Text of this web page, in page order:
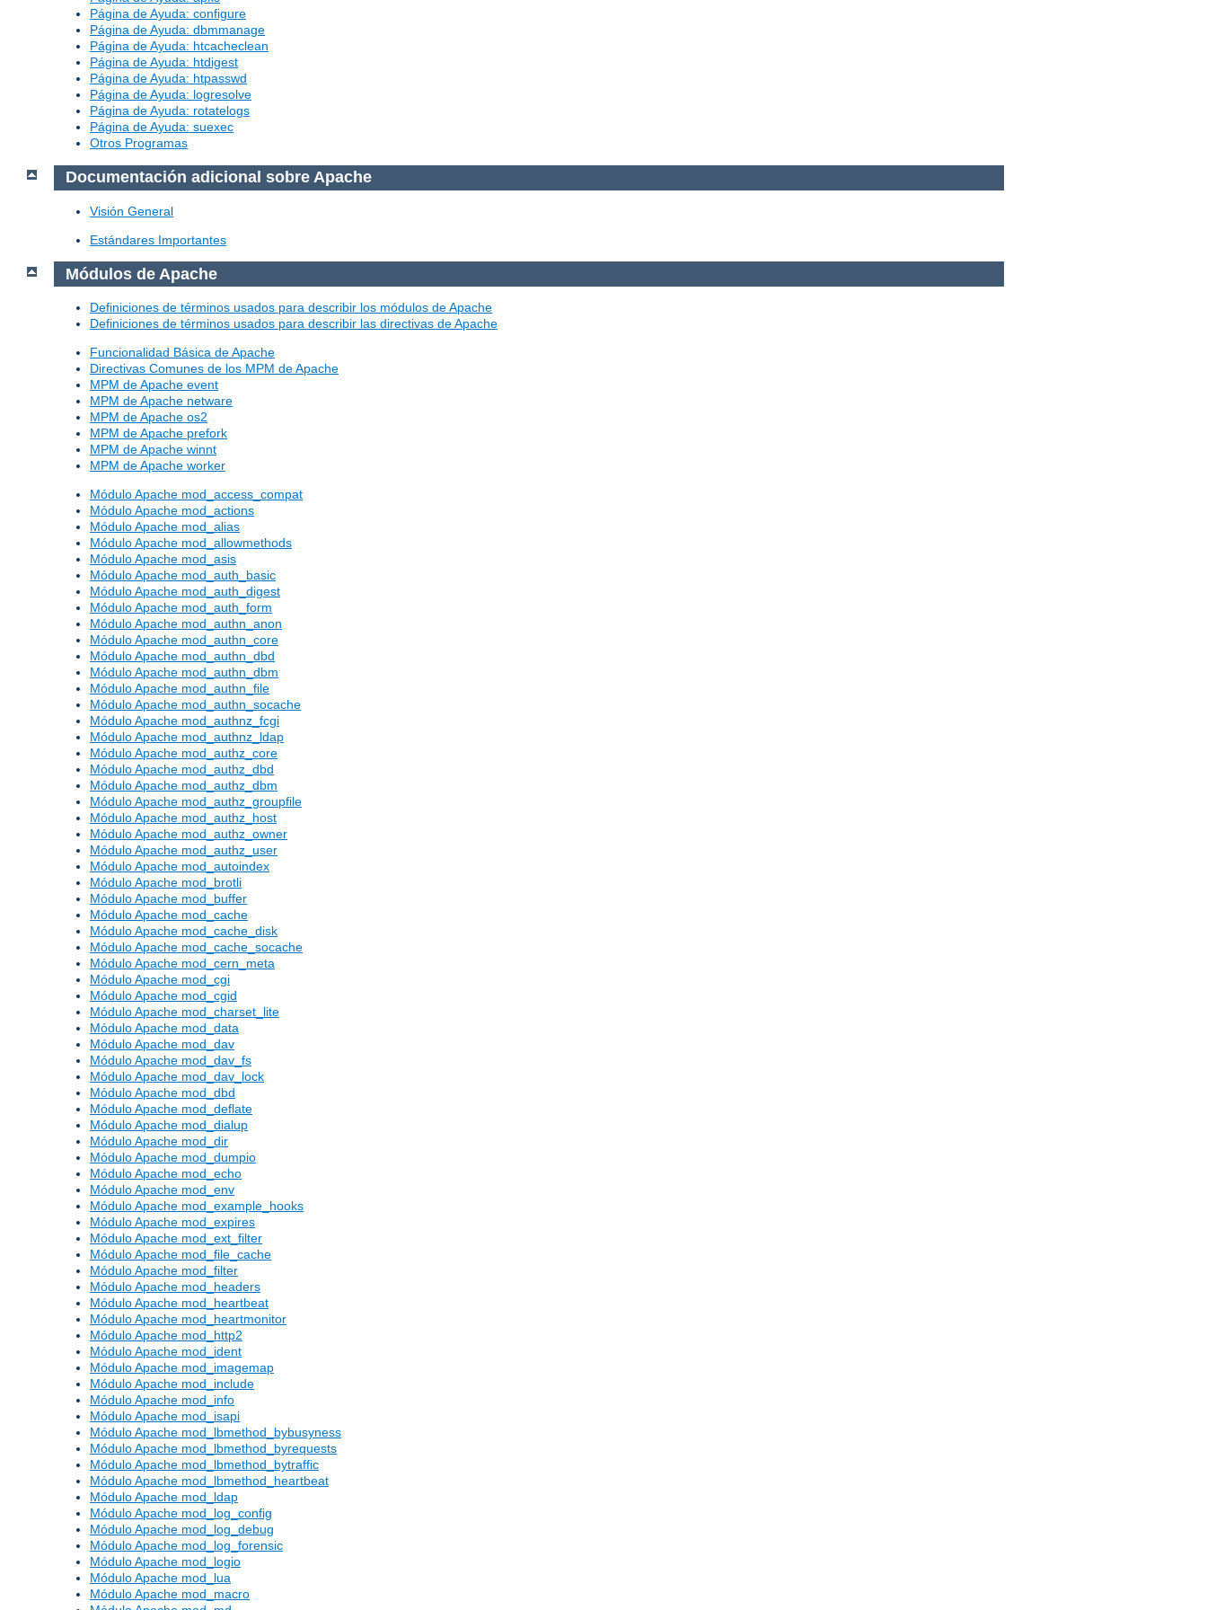
Página de Ayuda: configure
Página de Ayuda: dbmmanage
Página de Ayuda: htcacheclean
Página de Ayuda: htdigest
Página de Ayuda: htpasswd
Página de Ayuda: logresolve
Página de Ayuda: rotatelogs
Página de Ayuda: suexec
Otros Programas
Documentación adicional sobre Apache
Visión General
Estándares Importantes
Módulos de Apache
Definiciones de términos usados para describir los módulos de Apache
Definiciones de términos usados para describir las directivas de Apache
Funcionalidad Básica de Apache
Directivas Comunes de los MPM de Apache
MPM de Apache event
MPM de Apache netware
MPM de Apache os2
MPM de Apache prefork
MPM de Apache winnt
MPM de Apache worker
Módulo Apache mod_access_compat
Módulo Apache mod_actions
Módulo Apache mod_alias
Módulo Apache mod_allowmethods
Módulo Apache mod_asis
Módulo Apache mod_auth_basic
Módulo Apache mod_auth_digest
Módulo Apache mod_auth_form
Módulo Apache mod_authn_anon
Módulo Apache mod_authn_core
Módulo Apache mod_authn_dbd
Módulo Apache mod_authn_dbm
Módulo Apache mod_authn_file
Módulo Apache mod_authn_socache
Módulo Apache mod_authnz_fcgi
Módulo Apache mod_authnz_ldap
Módulo Apache mod_authz_core
Módulo Apache mod_authz_dbd
Módulo Apache mod_authz_dbm
Módulo Apache mod_authz_groupfile
Módulo Apache mod_authz_host
Módulo Apache mod_authz_owner
Módulo Apache mod_authz_user
Módulo Apache mod_autoindex
Módulo Apache mod_brotli
Módulo Apache mod_buffer
Módulo Apache mod_cache
Módulo Apache mod_cache_disk
Módulo Apache mod_cache_socache
Módulo Apache mod_cern_meta
Módulo Apache mod_cgi
Módulo Apache mod_cgid
Módulo Apache mod_charset_lite
Módulo Apache mod_data
Módulo Apache mod_dav
Módulo Apache mod_dav_fs
Módulo Apache mod_dav_lock
Módulo Apache mod_dbd
Módulo Apache mod_deflate
Módulo Apache mod_dialup
Módulo Apache mod_dir
Módulo Apache mod_dumpio
Módulo Apache mod_echo
Módulo Apache mod_env
Módulo Apache mod_example_hooks
Módulo Apache mod_expires
Módulo Apache mod_ext_filter
Módulo Apache mod_file_cache
Módulo Apache mod_filter
Módulo Apache mod_headers
Módulo Apache mod_heartbeat
Módulo Apache mod_heartmonitor
Módulo Apache mod_http2
Módulo Apache mod_ident
Módulo Apache mod_imagemap
Módulo Apache mod_include
Módulo Apache mod_info
Módulo Apache mod_isapi
Módulo Apache mod_lbmethod_bybusyness
Módulo Apache mod_lbmethod_byrequests
Módulo Apache mod_lbmethod_bytraffic
Módulo Apache mod_lbmethod_heartbeat
Módulo Apache mod_ldap
Módulo Apache mod_log_config
Módulo Apache mod_log_debug
Módulo Apache mod_log_forensic
Módulo Apache mod_logio
Módulo Apache mod_lua
Módulo Apache mod_macro